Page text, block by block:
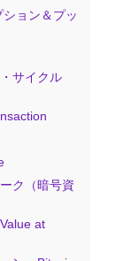
ョン＆プッ
サイクル
ク（暗号資
at